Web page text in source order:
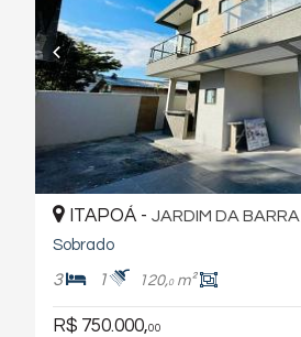
ITAPOÁ - JARDIM DA BARRA
Sobrado
3 1 120,0m²
R$ 750.000,00